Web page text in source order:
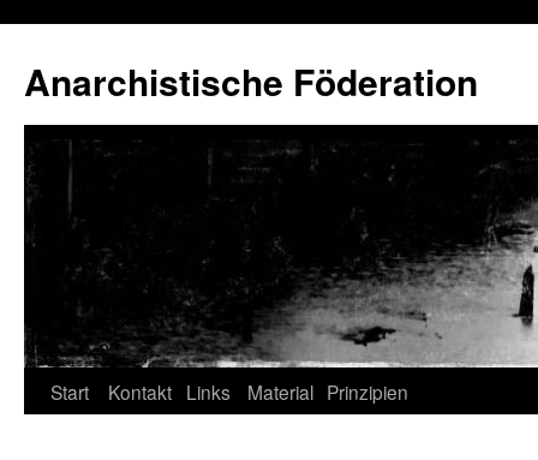
Anarchistische Föderation
Zum
Start Kontakt Links Material Prinzipien